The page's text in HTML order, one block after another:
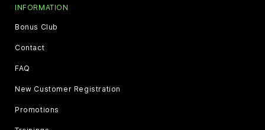
INFORMATION
Bonus Club
Contact
FAQ
New Customer Registration
Promotions